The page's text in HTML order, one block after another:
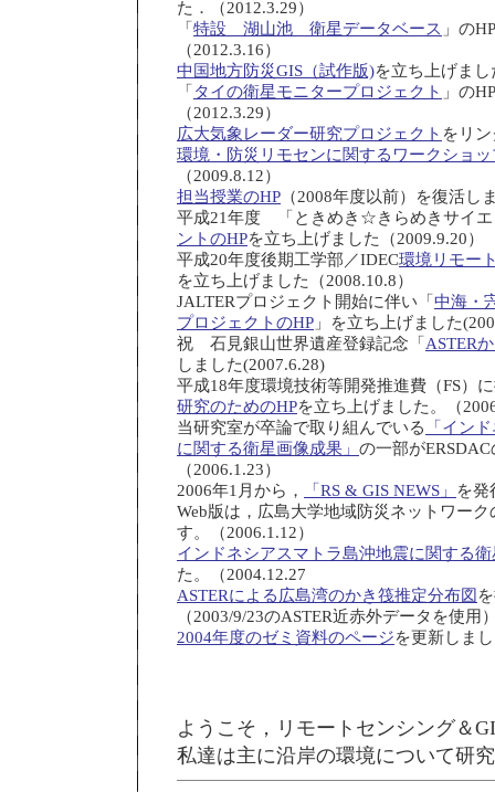
た．（2012.3.29）
「 特設 湖山池 衛星データベース 」の
（2012.3.16）
中国地方防災GIS（試作版)を立ち上げま
「 タイの衛星モニタープロジェクト 」の
（2012.3.29）
広大気象レーダー研究プロジェクト をリ
環境・防災リモセンに関するワークショッ
（2009.8.12）
担当授業のHP （2008年度以前）を復活し
平成21年度 「ときめき☆きらめきサイエ
ントのHPを立ち上げました（2009.9.20）
平成20年度後期工学部／IDEC環境リモー
を立ち上げました（2008.10.8）
JALTERプロジェクト開始に伴い「 中海・
プロジェクトのHP 」を立ち上げました
祝 石見銀山世界遺産登録記念「 ASTER
しました(2007.6.28)
平成18年度環境技術等開発推進費（FS）
研究のためのHPを立ち上げました。（
当研究室が卒論で取り組んでいる
「イン
に関する衛星画像成果」 の一部が
（2006.1.23）
2006年1月から，
「RS & GIS NEWS」
を発
Web版は，広島大学地域防災ネットワー
す。（2006.1.12）
インドネシアスマトラ島沖地震に関する
た。（2004.12.27
ASTERによる広島湾のかき筏推定分布図
（2003/9/23のASTER近赤外データを使用
2004年度のゼミ資料のページを更新しま
ようこそ，リモートセンシング＆
私達は主に沿岸の環境について研